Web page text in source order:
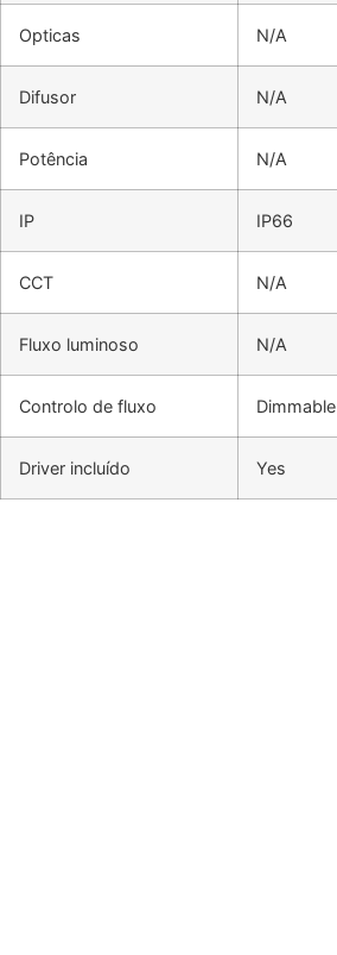
Opticas N/A
Difusor N/A
Potência N/A
IP IP66
CCT N/A
Fluxo luminoso N/A
Controlo de fluxo Dimmable
Driver incluído Yes